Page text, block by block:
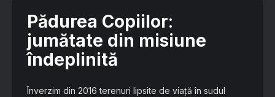
Pădurea Copiilor:
jumătate din misiune
îndeplinită
Înverzim din 2016 terenuri lipsite de viață în sudul